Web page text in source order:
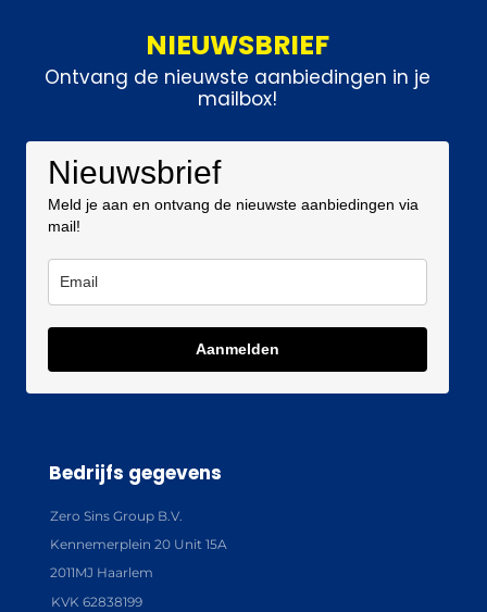
NIEUWSBRIEF
Ontvang de nieuwste aanbiedingen in je
mailbox!
Nieuwsbrief
Meld je aan en ontvang de nieuwste aanbiedingen via
mail!
Aanmelden
Bedrijfs gegevens
Zero Sins Group B.V.
Kennemerplein 20 Unit 15A
2011MJ Haarlem
KVK 62838199